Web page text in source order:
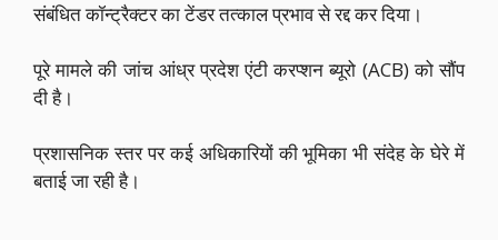
संबंधित कॉन्ट्रैक्टर का टेंडर तत्काल प्रभाव से रद्द कर दिया।
पूरे मामले की जांच आंध्र प्रदेश एंटी करप्शन ब्यूरो (ACB) को सौंप
दी है।
प्रशासनिक स्तर पर कई अधिकारियों की भूमिका भी संदेह के घेरे में
बताई जा रही है।